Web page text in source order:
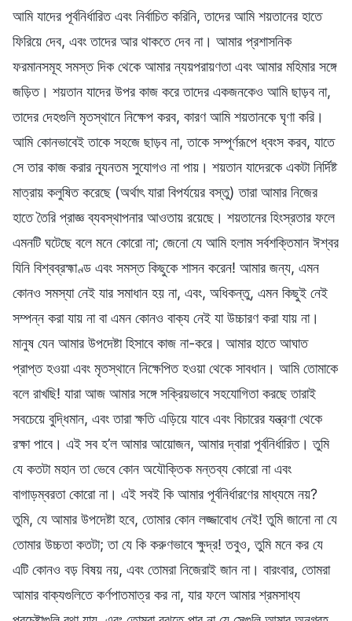
আমি যাদের পূর্বনির্ধারিত এবং নির্বাচিত করিনি, তাদের আমি শয়তানের হাতে
ফিরিয়ে দেব, এবং তাদের আর থাকতে দেব না। আমার প্রশাসনিক
ফরমানসমূহ সমস্ত দিক থেকে আমার ন্যয়পরায়ণতা এবং আমার মহিমার সঙ্গে
জড়িত। শয়তান যাদের উপর কাজ করে তাদের একজনকেও আমি ছাড়ব না,
তাদের দেহগুলি মৃতস্থানে নিক্ষেপ করব, কারণ আমি শয়তানকে ঘৃণা করি।
আমি কোনভাবেই তাকে সহজে ছাড়ব না, তাকে সম্পূর্ণরূপে ধ্বংস করব, যাতে
সে তার কাজ করার ন্যূনতম সুযোগও না পায়। শয়তান যাদেরকে একটা নির্দিষ্ট
মাত্রায় কলুষিত করেছে (অর্থাৎ যারা বিপর্যয়ের বস্তু) তারা আমার নিজের
হাতে তৈরি প্রাজ্ঞ ব্যবস্থাপনার আওতায় রয়েছে। শয়তানের হিংস্রতার ফলে
এমনটি ঘটেছে বলে মনে কোরো না; জেনো যে আমি হলাম সর্বশক্তিমান ঈশ্বর
যিনি বিশ্বব্রহ্মাণ্ড এবং সমস্ত কিছুকে শাসন করেন! আমার জন্য, এমন
কোনও সমস্যা নেই যার সমাধান হয় না, এবং, অধিকন্তু, এমন কিছুই নেই
সম্পন্ন করা যায় না বা এমন কোনও বাক্য নেই যা উচ্চারণ করা যায় না।
মানুষ যেন আমার উপদেষ্টা হিসাবে কাজ না-করে। আমার হাতে আঘাত
প্রাপ্ত হওয়া এবং মৃতস্থানে নিক্ষেপিত হওয়া থেকে সাবধান। আমি তোমাকে
বলে রাখছি! যারা আজ আমার সঙ্গে সক্রিয়ভাবে সহযোগিতা করছে তারাই
সবচেয়ে বুদ্ধিমান, এবং তারা ক্ষতি এড়িয়ে যাবে এবং বিচারের যন্ত্রণা থেকে
রক্ষা পাবে। এই সব হ’ল আমার আয়োজন, আমার দ্বারা পূর্বনির্ধারিত। তুমি
যে কতটা মহান তা ভেবে কোন অযৌক্তিক মন্তব্য কোরো না এবং
বাগাড়ম্বরতা কোরো না। এই সবই কি আমার পূর্বনির্ধারণের মাধ্যমে নয়?
তুমি, যে আমার উপদেষ্টা হবে, তোমার কোন লজ্জাবোধ নেই! তুমি জানো না যে
তোমার উচ্চতা কতটা; তা যে কি করুণভাবে ক্ষুদ্র! তবুও, তুমি মনে কর যে
এটি কোনও বড় বিষয় নয়, এবং তোমরা নিজেরাই জান না। বারংবার, তোমরা
আমার বাক্যগুলিতে কর্ণপাতমাত্র কর না, যার ফলে আমার শ্রমসাধ্য